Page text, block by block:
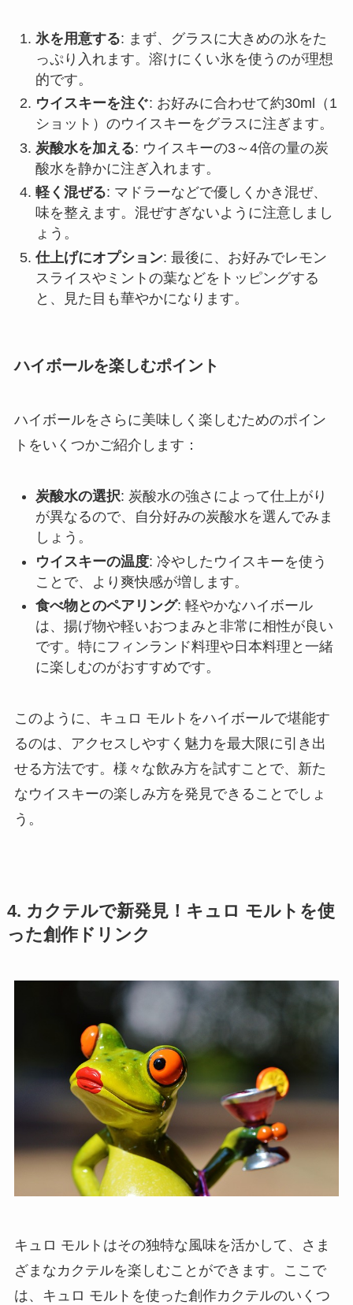
氷を用意する: まず、グラスに大きめの氷をた
っぷり入れます。溶けにくい氷を使うのが理想
的です。
ウイスキーを注ぐ: お好みに合わせて約30ml（1
ショット）のウイスキーをグラスに注ぎます。
炭酸水を加える: ウイスキーの3～4倍の量の炭
酸水を静かに注ぎ入れます。
軽く混ぜる: マドラーなどで優しくかき混ぜ、
味を整えます。混ぜすぎないように注意しまし
ょう。
仕上げにオプション: 最後に、お好みでレモン
スライスやミントの葉などをトッピングする
と、見た目も華やかになります。
ハイボールを楽しむポイント
ハイボールをさらに美味しく楽しむためのポイン
トをいくつかご紹介します：
炭酸水の選択: 炭酸水の強さによって仕上がり
が異なるので、自分好みの炭酸水を選んでみま
しょう。
ウイスキーの温度: 冷やしたウイスキーを使う
ことで、より爽快感が増します。
食べ物とのペアリング: 軽やかなハイボール
は、揚げ物や軽いおつまみと非常に相性が良い
です。特にフィンランド料理や日本料理と一緒
に楽しむのがおすすめです。
このように、キュロ モルトをハイボールで堪能す
るのは、アクセスしやすく魅力を最大限に引き出
せる方法です。様々な飲み方を試すことで、新た
なウイスキーの楽しみ方を発見できることでしょ
う。
4. カクテルで新発見！キュロ モルトを使
った創作ドリンク
キュロ モルトはその独特な風味を活かして、さま
ざまなカクテルを楽しむことができます。ここで
は、キュロ モルトを使った創作カクテルのいくつ